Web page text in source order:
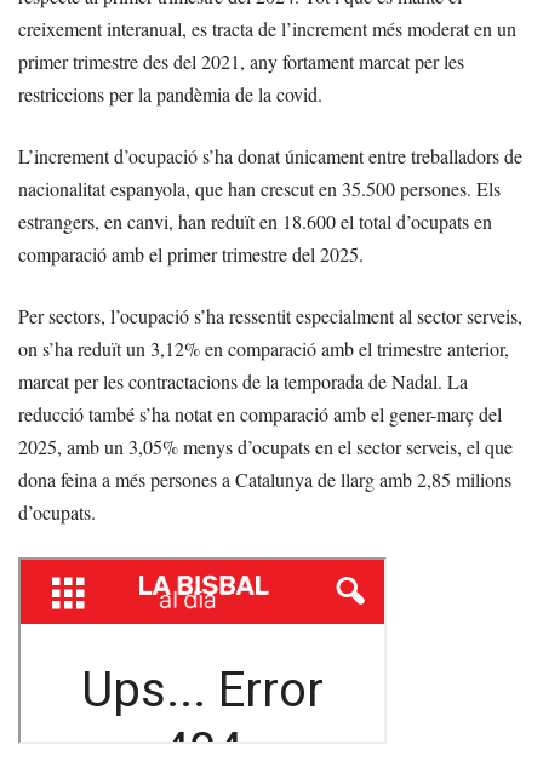
creixement interanual, es tracta de l’increment més moderat en un
primer trimestre des del 2021, any fortament marcat per les
restriccions per la pandèmia de la covid.
L’increment d’ocupació s’ha donat únicament entre treballadors de
nacionalitat espanyola, que han crescut en 35.500 persones. Els
estrangers, en canvi, han reduït en 18.600 el total d’ocupats en
comparació amb el primer trimestre del 2025.
Per sectors, l’ocupació s’ha ressentit especialment al sector serveis,
on s’ha reduït un 3,12% en comparació amb el trimestre anterior,
marcat per les contractacions de la temporada de Nadal. La
reducció també s’ha notat en comparació amb el gener-març del
2025, amb un 3,05% menys d’ocupats en el sector serveis, el que
dona feina a més persones a Catalunya de llarg amb 2,85 milions
d’ocupats.